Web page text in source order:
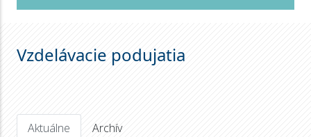
Vzdelávacie podujatia
Aktuálne Archív